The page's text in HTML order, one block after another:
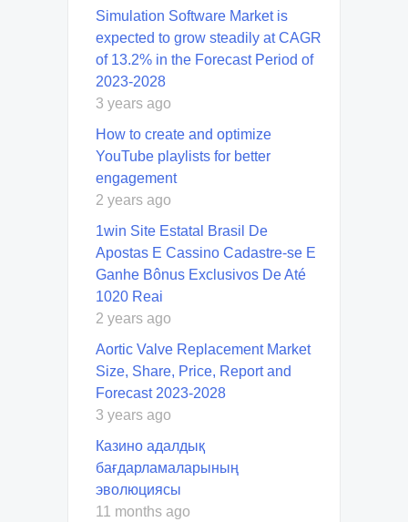
Simulation Software Market is
expected to grow steadily at CAGR
of 13.2% in the Forecast Period of
2023-2028
3 years ago
How to create and optimize
YouTube playlists for better
engagement
2 years ago
1win Site Estatal Brasil De
Apostas E Cassino Cadastre-se E
Ganhe Bônus Exclusivos De Até
1020 Reai
2 years ago
Aortic Valve Replacement Market
Size, Share, Price, Report and
Forecast 2023-2028
3 years ago
Казино адалдық
бағдарламаларының
эволюциясы
11 months ago